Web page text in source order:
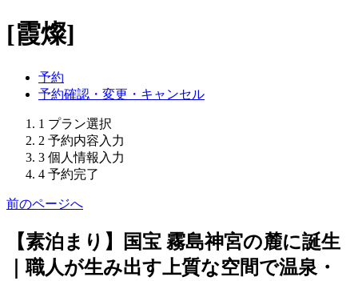
[霞燦]
予約
予約確認・変更・キャンセル
1 プラン選択
2 予約内容入力
3 個人情報入力
4 予約完了
前のページへ
【素泊まり】国宝 霧島神宮の麓に誕生
｜職人が生み出す上質な空間で温泉・